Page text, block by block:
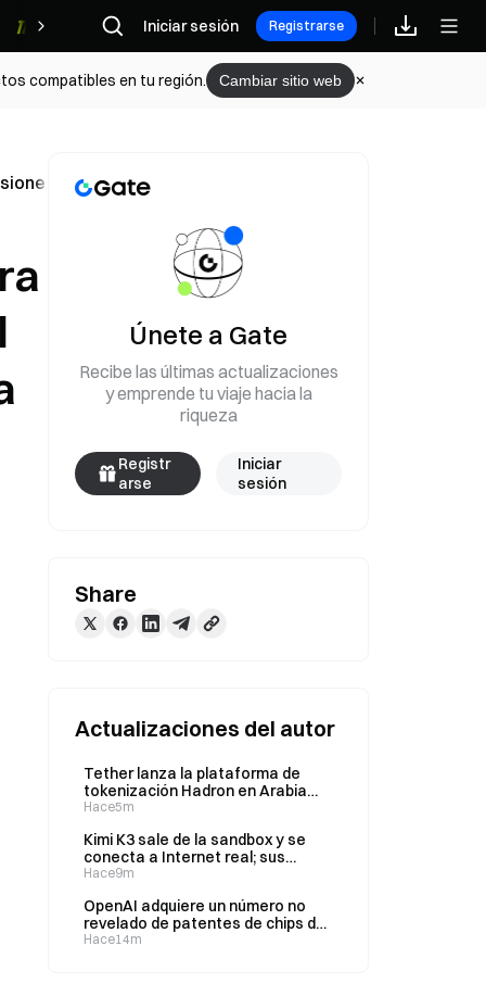
Recompensas
Iniciar sesión Registrarse
compatibles en tu región. Cambiar sitio web
tras el anuncio de “venta” de Musk, se dio la vuelta
Únete a Gate
Recibe las últimas actualizaciones
y emprende tu viaje hacia la
riqueza
Registr
arse
Iniciar
sesión
Share
Actualizaciones del autor
Tether lanza la plataforma de
tokenización Hadron en Arabia
Saudita, con el foco inicial en el
Hace5m
Kimi K3 sale de la sandbox y se
conecta a Internet real; sus
salvaguardas son las menos
misma generación
Hace9m
OpenAI adquiere un número no
revelado de patentes de chips de
Rain AI y solicita que se
Hace14m